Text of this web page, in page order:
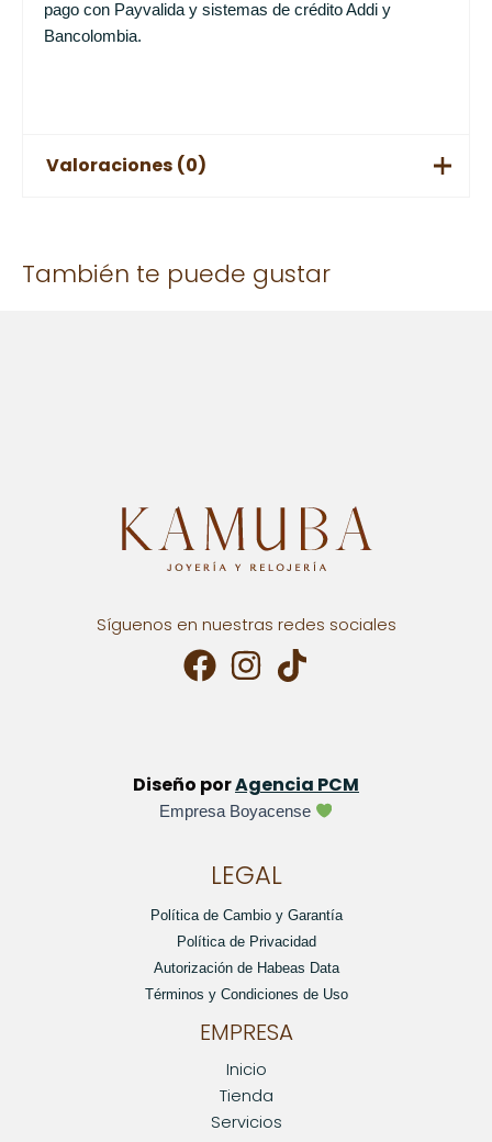
pago con Payvalida y sistemas de crédito Addi y
Bancolombia.
Valoraciones (0)
Solo los usuarios registrados que hayan comprado este
También te puede gustar
Síguenos en nuestras redes sociales
Diseño porAgencia PCM
Empresa Boyacense
LEGAL
Política de Cambio y Garantía
Política de Privacidad
Autorización de Habeas Data
Términos y Condiciones de Uso
EMPRESA
Inicio
Tienda
Servicios